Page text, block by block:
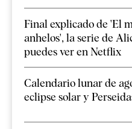
Final explicado de 'El
anhelos', la serie de
puedes ver en Netflix
Calendario lunar de
eclipse solar y